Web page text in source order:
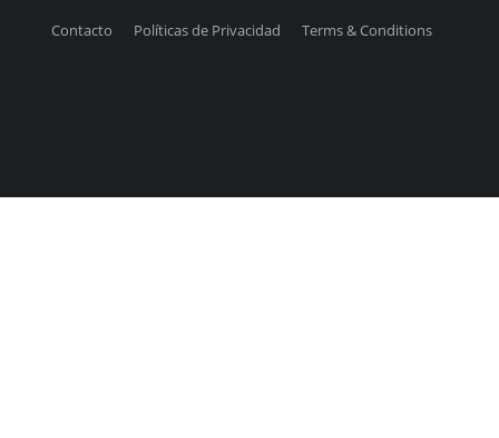
Contacto Políticas de Privacidad Terms & Conditions